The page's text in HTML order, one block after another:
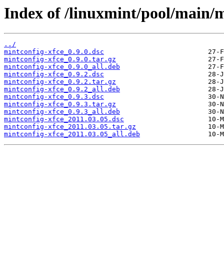
Index of /linuxmint/pool/main/
../
mintconfig-xfce_0.9.0.dsc
mintconfig-xfce_0.9.0.tar.gz
mintconfig-xfce_0.9.0_all.deb
mintconfig-xfce_0.9.2.dsc
mintconfig-xfce_0.9.2.tar.gz
mintconfig-xfce_0.9.2_all.deb
mintconfig-xfce_0.9.3.dsc
mintconfig-xfce_0.9.3.tar.gz
mintconfig-xfce_0.9.3_all.deb
mintconfig-xfce_2011.03.05.dsc
mintconfig-xfce_2011.03.05.tar.gz
mintconfig-xfce_2011.03.05_all.deb